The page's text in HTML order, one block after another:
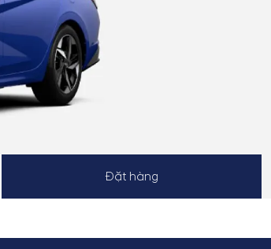
Đặt hàng